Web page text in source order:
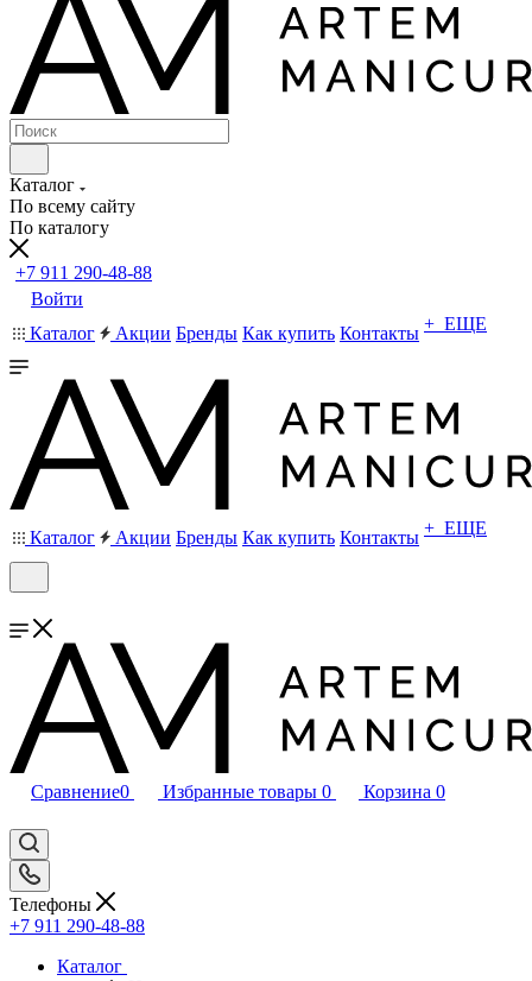
Каталог
По всему сайту
По каталогу
+7 911 290-48-88
Войти
Каталог
Акции Бренды Как купить Контакты + ЕЩЕ
Каталог Акции Бренды Как купить Контакты + ЕЩЕ
Сравнение0 Избранные товары 0 Корзина 0
Телефоны
+7 911 290-48-88
Каталог